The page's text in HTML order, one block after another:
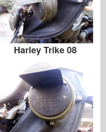
Harley Trike 08